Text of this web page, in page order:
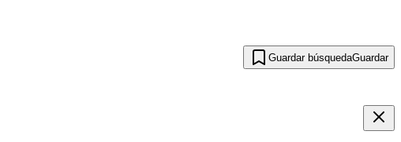
Guardar búsquedaGuardar